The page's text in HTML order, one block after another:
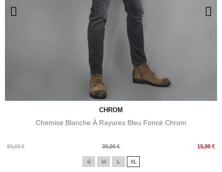
CHROM
Chemise Blanche À Rayures Bleu Foncé Chrom
80,00 €
Prix
30,00 € 15,00 €
Prix
S M L XL